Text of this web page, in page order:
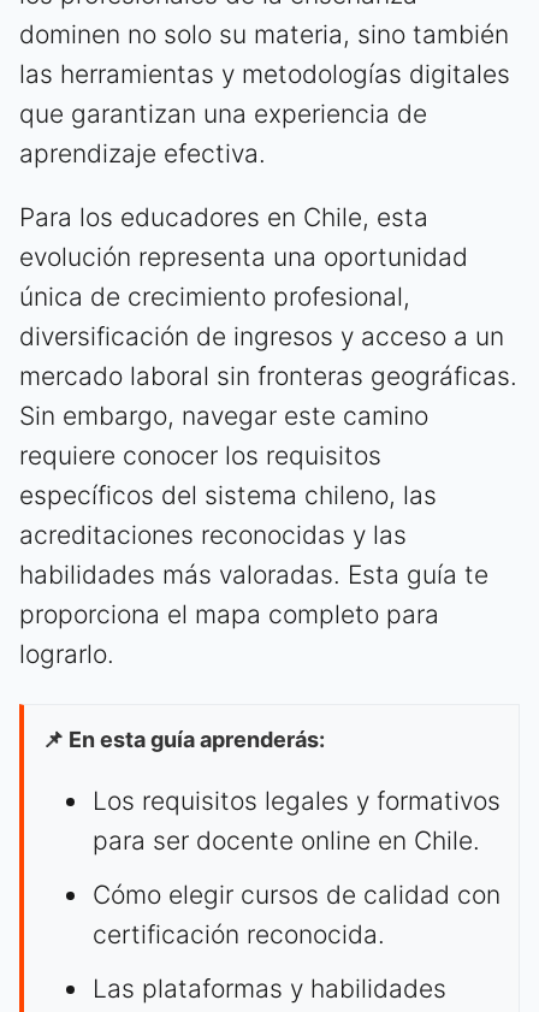
dominen no solo su materia, sino también
las herramientas y metodologías digitales
que garantizan una experiencia de
aprendizaje efectiva.
Para los educadores en Chile, esta
evolución representa una oportunidad
única de crecimiento profesional,
diversificación de ingresos y acceso a un
mercado laboral sin fronteras geográficas.
Sin embargo, navegar este camino
requiere conocer los requisitos
específicos del sistema chileno, las
acreditaciones reconocidas y las
habilidades más valoradas. Esta guía te
proporciona el mapa completo para
lograrlo.
📌 En esta guía aprenderás:
Los requisitos legales y formativos
para ser docente online en Chile.
Cómo elegir cursos de calidad con
certificación reconocida.
Las plataformas y habilidades